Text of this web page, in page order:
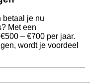
betaal je nu
Met een
– €700 per jaar.
wordt je voordeel